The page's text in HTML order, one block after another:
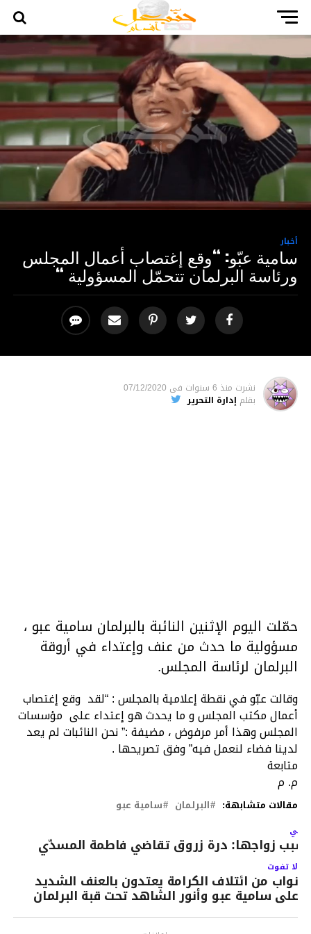
أخبار
سامية عبّو: “وقع إغتصاب أعمال المجلس
ورئاسة البرلمان تتحمّل المسؤولية “
نشرت منذ 6 سنوات فى 07/12/2020
بقلم إدارة التحرير
حمّلت اليوم الإثنين النائبة بالبرلمان سامية عبو ،
مسؤولية ما حدث من عنف وإعتداء في أروقة
البرلمان لرئاسة المجلس.
وقالت عبّو في نقطة إعلامية بالمجلس : “لقد وقع إغتصاب
أعمال مكتب المجلس و ما يحدث هو إعتداء على مؤسسات
المجلس وهذا أمر مرفوض ، مضيفة :” نحن النائبات لم يعد
لدينا فضاء لنعمل فيه” وفق تصريحها .
متابعة
م. م
مقالات متشابهة: البرلمان سامية عبو
زواجها: درة زروق تقاضي فاطمة المسدّي
لا تفوت
نواب من ائتلاف الكرامة يعتدون بالعنف الشديد
على سامية عبو وأنور الشاهد تحت قبة البرلمان